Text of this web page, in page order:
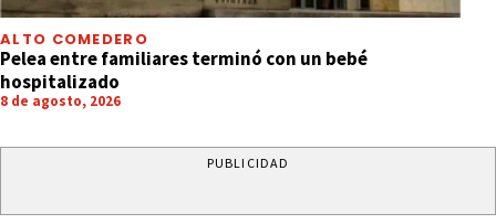
ALTO COMEDERO
Pelea entre familiares terminó con un bebé
hospitalizado
8 de agosto, 2026
PUBLICIDAD